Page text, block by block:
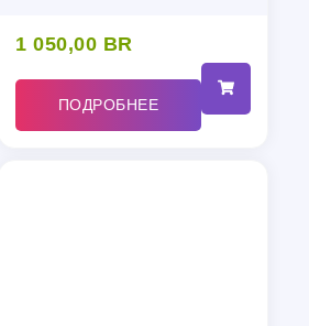
1 050,00 BR
ПОДРОБНЕЕ